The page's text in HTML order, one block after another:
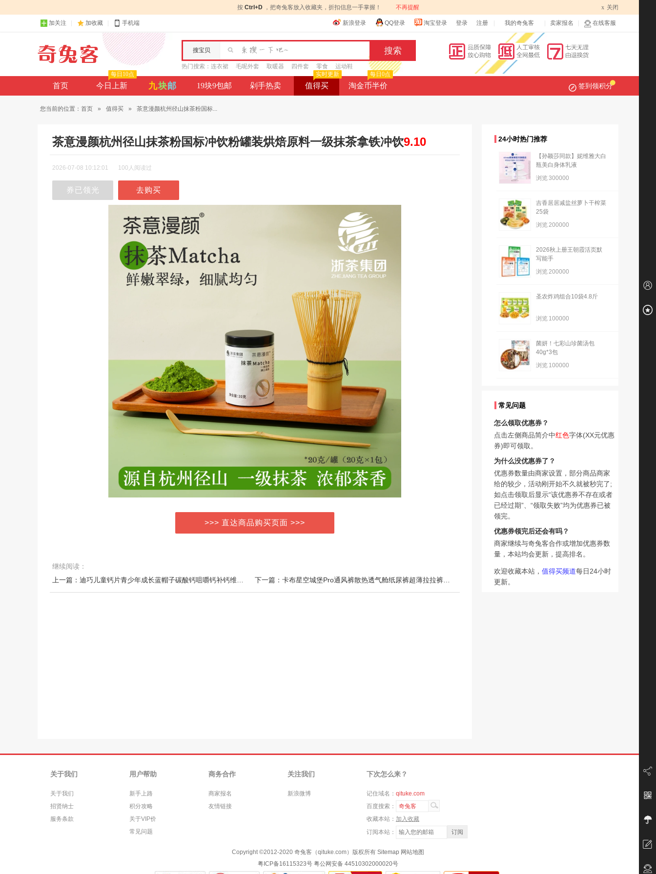
按 Ctrl+D ，把奇兔客放入收藏夹，折扣信息一手掌握！ 不再提醒 x 关闭
加关注 加收藏 手机端 新浪登录 QQ登录 淘宝登录 登录 注册 我的奇兔客 卖家报名 在线客服
搜宝贝
热门搜索： 连衣裙 毛呢外套 取暖器 四件套 零食 运动鞋
首页 今日上新
每日10点
九块邮 19块9包邮 剁手热卖 值得买
实时更新
淘金币半价
每日0点
签到领积分
您当前的位置： 首页 » 值得买 » 茶意漫颜杭州径山抹茶粉国标...
茶意漫颜杭州径山抹茶粉国标冲饮粉罐装烘焙原料一级抹茶拿铁冲饮9.10
2026-07-08 10:12:01 100人阅读过
券已领光 去购买
>>> 直达商品购买页面 >>>
继续阅读：
24小时热门推荐
【孙颖莎同款】妮维雅大白
瓶美白身体乳液
浏览300000
吉香居居减盐丝萝卜干榨菜
25袋
浏览200000
2026秋上册王朝霞活页默
写能手
浏览200000
圣农炸鸡组合10袋4.8斤
浏览 100000
菌妍！七彩山珍菌汤包
40g*3包
浏览 100000
常见问题
怎么领取优惠券？
点击左侧商品简介中红色字体(XX元优惠
券)即可领取。
为什么没优惠券了？
优惠券数量由商家设置，部分商品商家
给的较少，活动刚开始不久就被秒完了;
如点击领取后显示“该优惠券不存在或者
已经过期”、“领取失败”均为优惠券已被
领完。
优惠券领完后还会有吗？
商家继续与奇兔客合作或增加优惠券数
量，本站均会更新，提高排名。
欢迎收藏本站， 值得买频道每日24小时
更新。
关于我们
关于我们
招贤纳士
服务条款
用户帮助
新手上路
积分攻略
关于VIP价
常见问题
商务合作
商家报名
友情链接
关注我们
新浪微博
下次怎么来？
记住域名： qituke.com
百度搜索：
奇兔客
收藏本站： 加入收藏
订阅本站：
Copyright ©2012-2020 奇兔客（qituke.com）版权所有 Sitemap 网站地图
粤ICP备16115323号 粤公网安备 44510302000020号